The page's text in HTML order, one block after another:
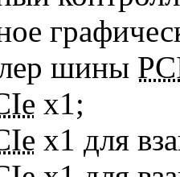
шины
x1;
x1 для